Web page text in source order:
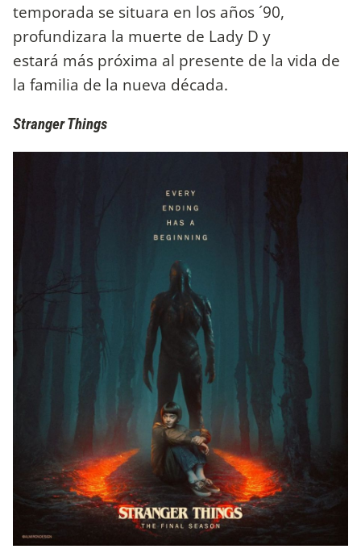
temporada se situara en los años ´90,
profundizara la muerte de Lady D y
estará más próxima al presente de la vida de
la familia de la nueva década.
Stranger Things